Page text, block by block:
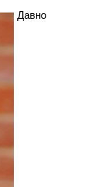
Давно